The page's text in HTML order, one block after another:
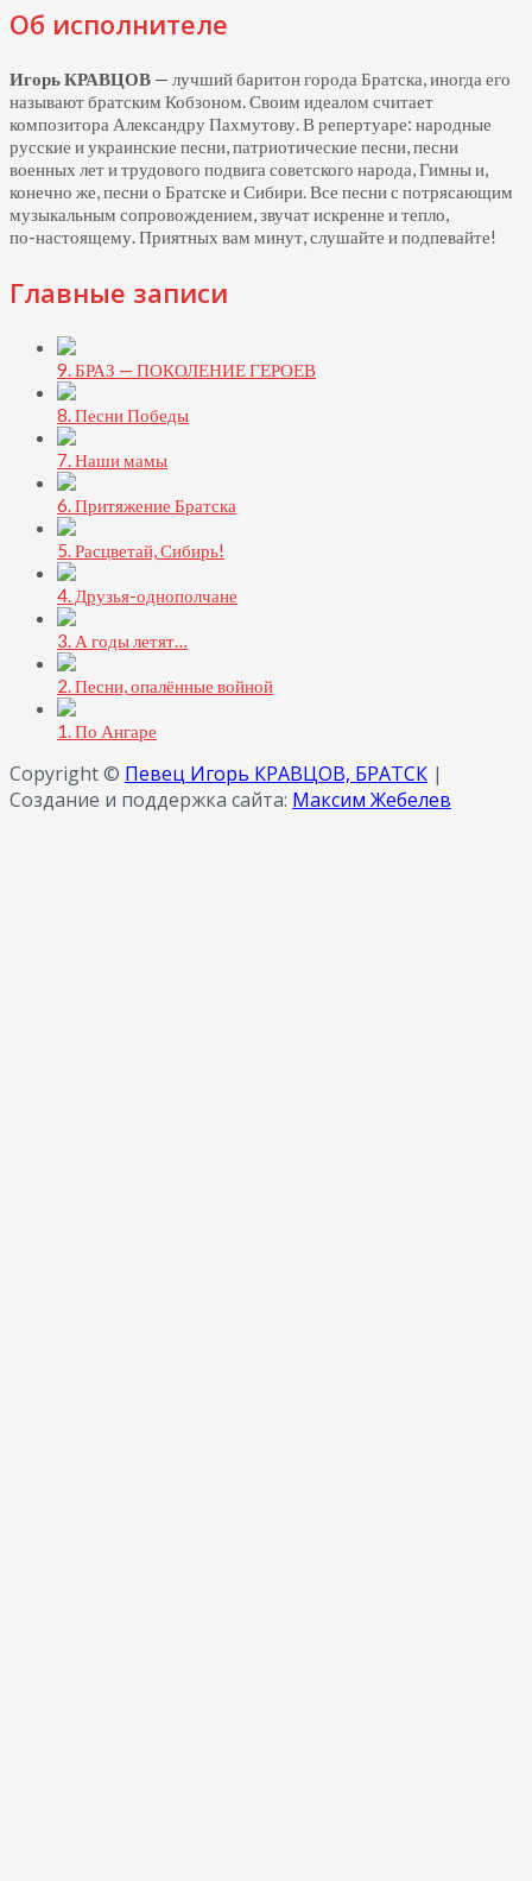
Об исполнителе
Игорь КРАВЦОВ — лучший баритон города Братска, иногда его
называют братским Кобзоном. Своим идеалом считает
композитора Александру Пахмутову. В репертуаре: народные
русские и украинские песни, патриотические песни, песни
военных лет и трудового подвига советского народа, Гимны и,
конечно же, песни о Братске и Сибири. Все песни с потрясающим
музыкальным сопровождением, звучат искренне и тепло,
по-настоящему.Приятных вам минут, слушайте и подпевайте!
Главные записи
9. БРАЗ — ПОКОЛЕНИЕ ГЕРОЕВ
8. Песни Победы
7. Наши мамы
6. Притяжение Братска
5. Расцветай, Сибирь!
4. Друзья-однополчане
3. А годы летят…
2. Песни, опалённые войной
1. По Ангаре
Copyright © Певец Игорь КРАВЦОВ, БРАТСК |
Создание и поддержка сайта: Максим Жебелев